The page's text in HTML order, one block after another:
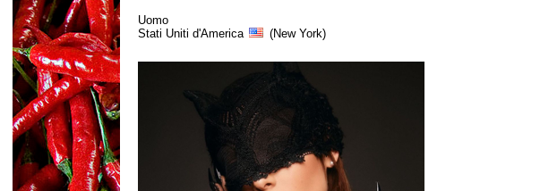
Uomo
Stati Uniti d'America
(New York)